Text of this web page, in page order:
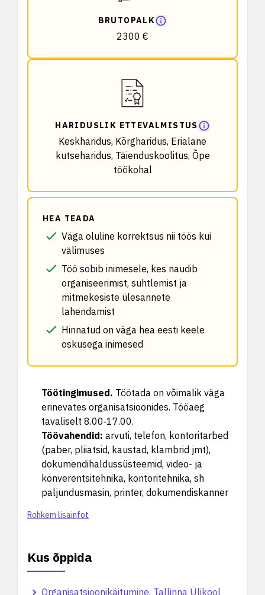
BRUTOPALK
2300 €
HARIDUSLIK ETTEVALMISTUS
Keskharidus, Kõrgharidus, Erialane
kutseharidus, Täienduskoolitus, Õpe
töökohal
HEA TEADA
Väga oluline korrektsus nii töös kui
välimuses
Töö sobib inimesele, kes naudib
organiseerimist, suhtlemist ja
mitmekesiste ülesannete
lahendamist
Hinnatud on väga hea eesti keele
oskusega inimesed
Töötingimused. Töötada on võimalik väga
erinevates organisatsioonides. Tööaeg
tavaliselt 8.00‑17.00.
Töövahendid: arvuti, telefon, kontoritarbed
(paber, pliiatsid, kaustad, klambrid jmt),
dokumendihaldussüsteemid, video- ja
konverentsitehnika, kontoritehnika, sh
paljundusmasin, printer, dokumendiskanner
Rohkem lisainfot
Kus õppida
Organisatsioonikäitumine, Tallinna Ülikool